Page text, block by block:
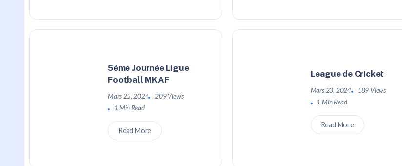
5éme Journée Ligue
Football MKAF
Mars 25, 2024
209 Views
1 Min Read
Read More
League de Cricket
Mars 23, 2024
189 Views
1 Min Read
Read More